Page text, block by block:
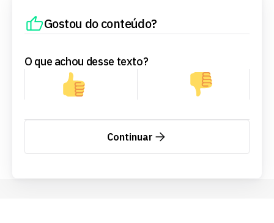
Gostou do conteúdo?
O que achou desse texto?
Continuar